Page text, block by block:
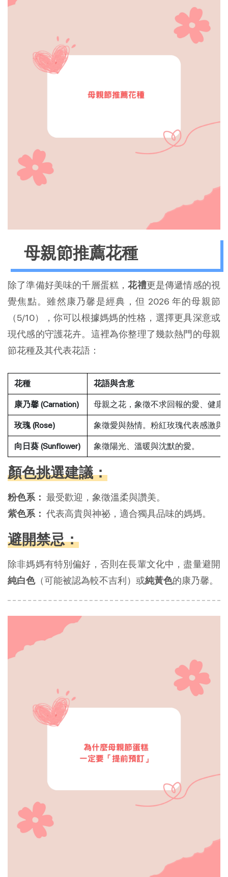
母親節推薦花種
除了準備好美味的千層蛋糕，花禮更是傳遞情感的視
覺焦點。雖然康乃馨是經典，但 2026 年的母親節
（5/10），你可以根據媽媽的性格，選擇更具深意或
現代感的守護花卉。這裡為你整理了幾款熱門的母親
節花種及其代表花語：
花種 花語與含意
康乃馨 (Carnation) 母親之花，象徵不求回報的愛、健康
玫瑰 (Rose) 象徵愛與熱情。粉紅玫瑰代表感激與
向日葵 (Sunflower) 象徵陽光、溫暖與沈默的愛。
顏色挑選建議：
粉色系： 最受歡迎，象徵溫柔與讚美。
紫色系： 代表高貴與神祕，適合獨具品味的媽媽。
避開禁忌：
除非媽媽有特別偏好，否則在長輩文化中，盡量避開
純白色（可能被認為較不吉利）或純黃色的康乃馨。